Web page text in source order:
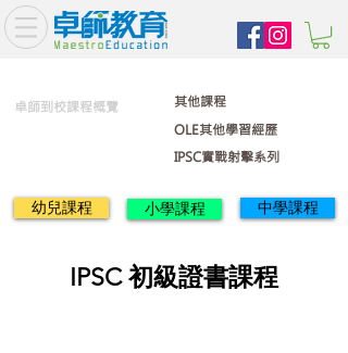
卓師到校課程概覽
OLE其他學習經歷
IPSC實戰射擊系列
其他課程
幼兒課程 小學課程 中學課程
IPSC 初級證書課程